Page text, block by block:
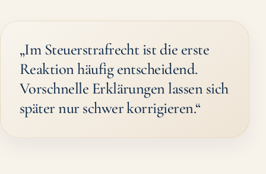
„Im Steuerstrafrecht ist die erste
Reaktion häufig entscheidend.
Vorschnelle Erklärungen lassen sich
später nur schwer korrigieren.“